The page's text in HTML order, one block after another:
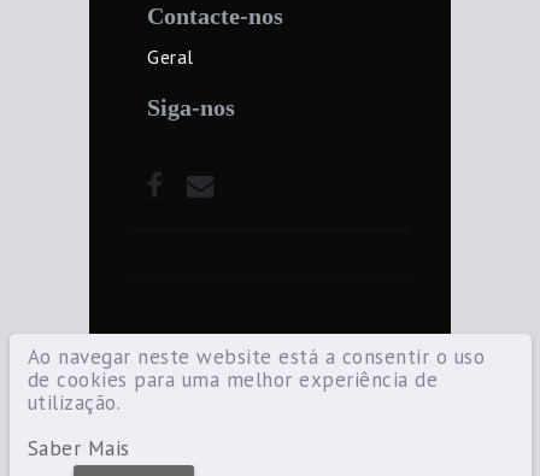
Ao navegar neste website está a consentir o uso
de cookies para uma melhor experiência de
utilização.
Saber Mais
Contacte-nos
Geral
Siga-nos
©2021 Diocese de Santarém — Todos os
direitos reservados.